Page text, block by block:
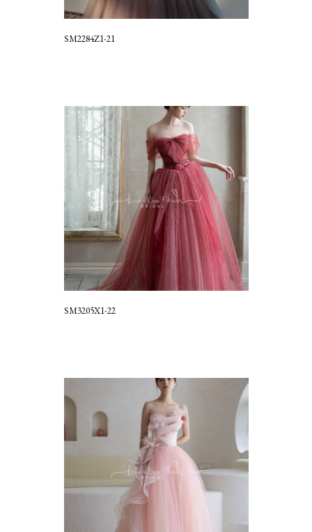
SM2284Z1-21
SM3205X1-22